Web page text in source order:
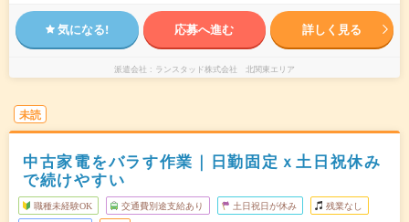
気になる! 応募へ進む 詳しく見る
派遣会社 ランスタッド株式会社 北関東エリア
未読
中古家電をバラす作業｜日勤固定ｘ土日祝休み
で続けやすい
職種未経験OK 交通費別途支給あり 土日祝日が休み 残業なし